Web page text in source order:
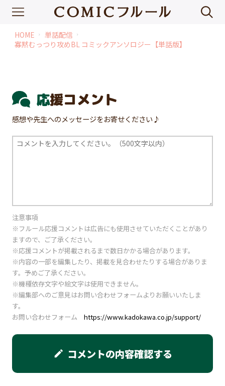
HOME chevron_right 単話配信 chevron_right
寡黙むっつり攻めBL コミックアンソロジー【単話版】
応援コメント
感想や先生へのメッセージをお寄せください♪
注意事項
※フルール応援コメントは広告にも使用させていただくことがあり
ますので、ご了承ください。
※応援コメントが掲載されるまで数日かかる場合があります。
※内容の一部を編集したり、掲載を見合わせたりする場合がありま
す。予めご了承ください。
※機種依存文字や絵文字は使用できません。
※編集部へのご意見はお問い合わせフォームよりお願いいたしま
す。
お問い合わせフォーム https://www.kadokawa.co.jp/support/
edit コメントの内容確認する